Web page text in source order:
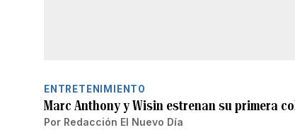
ENTRETENIMIENTO
Marc Anthony y Wisin estrenan su primera
Por Redacción El Nuevo Día